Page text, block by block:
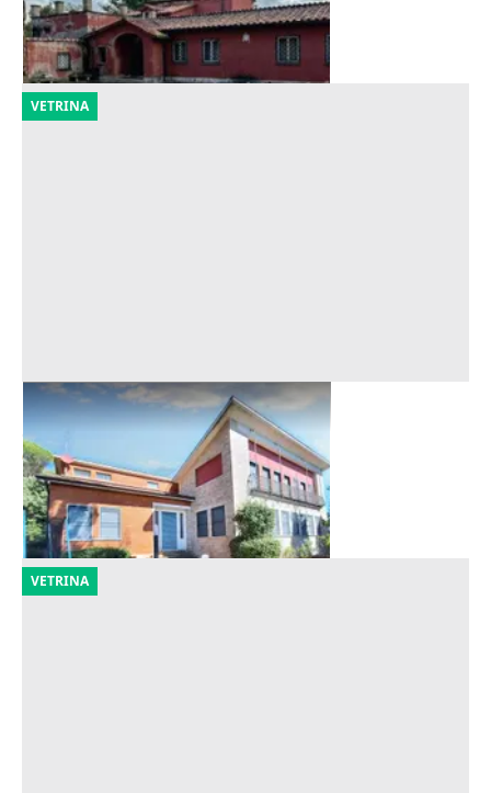
Roma (Roma)
23/10/2026
VETRINA
Asta Villa con piscina e parco
Monte Castello di Vibio (Perugia)
Offerta minima
694.575 €
21/10/2026
VETRINA